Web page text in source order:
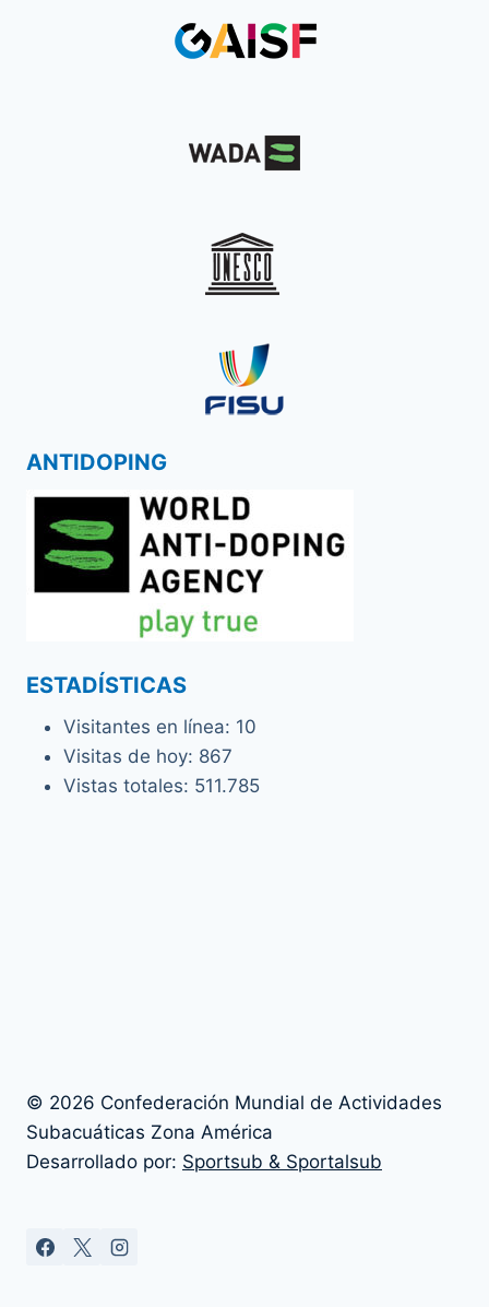
ANTIDOPING
ESTADÍSTICAS
Visitantes en línea: 10
Visitas de hoy: 867
Vistas totales: 511.785
© 2026 Confederación Mundial de Actividades
Subacuáticas Zona América
Desarrollado por: Sportsub & Sportalsub